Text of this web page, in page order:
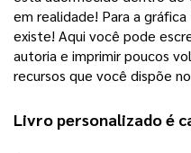
em realidade! Para a gráfica
existe! Aqui você pode
autoria e imprimir poucos
recursos que você dispõe
Livro personalizado é